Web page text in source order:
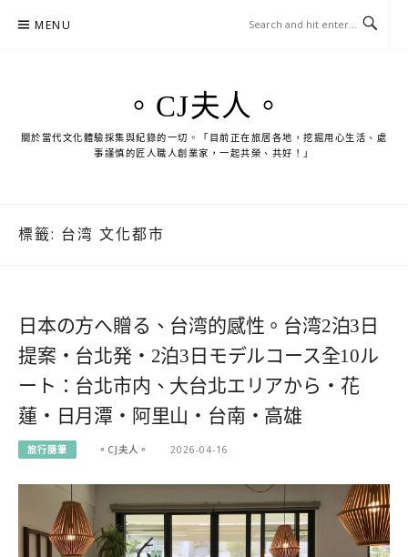
MENU
。CJ夫人。
關於當代文化體驗採集與紀錄的一切。「目前正在旅居各地，挖掘用心生活、處
事謹慎的匠人職人創業家，一起共榮、共好！」
標籤: 台湾 文化都市
日本の方へ贈る、台湾的感性。台湾2泊3日
提案・台北発・2泊3日モデルコース全10ル
ート：台北市内、大台北エリアから・花
蓮・日月潭・阿里山・台南・高雄
旅行隨筆 。CJ夫人。 2026-04-16